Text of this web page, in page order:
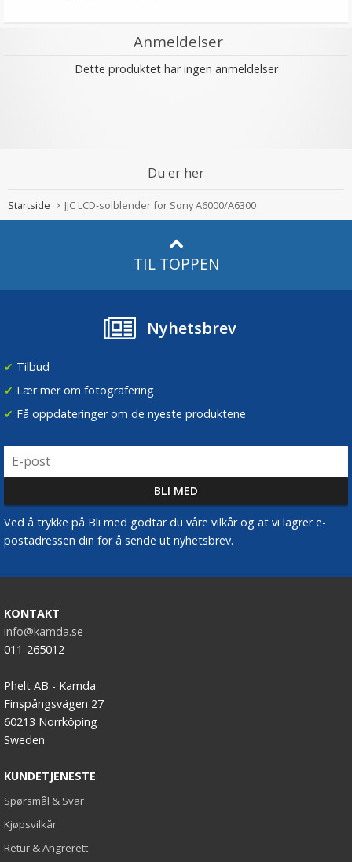
Anmeldelser
Dette produktet har ingen anmeldelser
Du er her
Startside JJC LCD-solblender for Sony A6000/A6300
TIL TOPPEN
Nyhetsbrev
✔ Tilbud
✔ Lær mer om fotografering
✔ Få oppdateringer om de nyeste produktene
Ved å trykke på Bli med godtar du våre vilkår og at vi lagrer e-
postadressen din for å sende ut nyhetsbrev.
KONTAKT
info@kamda.se
011-265012
Phelt AB - Kamda
Finspångsvägen 27
60213 Norrköping
Sweden
KUNDETJENESTE
Spørsmål & Svar
Kjøpsvilkår
Retur & Angrerett